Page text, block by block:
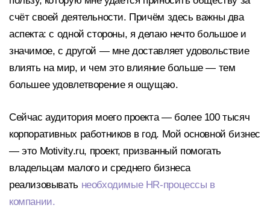
счёт своей деятельности. Причём здесь важны два
аспекта: с одной стороны, я делаю нечто большое и
значимое, с другой — мне доставляет удовольствие
влиять на мир, и чем это влияние больше — тем
большее удовлетворение я ощущаю.
Сейчас аудитория моего проекта — более 100 тысяч
корпоративных работников в год. Мой основной бизнес
— это Motivity.ru, проект, призванный помогать
владельцам малого и среднего бизнеса
реализовывать необходимые HR-процессы в
компании.